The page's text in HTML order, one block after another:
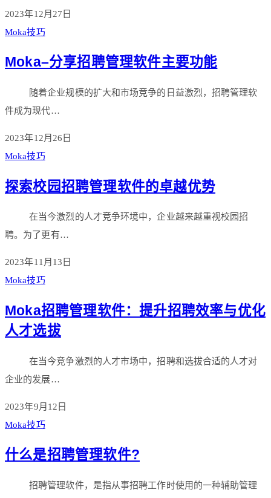
2023年12月27日
Moka技巧
Moka–分享招聘管理软件主要功能
随着企业规模的扩大和市场竞争的日益激烈，招聘管理软
件成为现代…
2023年12月26日
Moka技巧
探索校园招聘管理软件的卓越优势
在当今激烈的人才竞争环境中，企业越来越重视校园招
聘。为了更有…
2023年11月13日
Moka技巧
Moka招聘管理软件：提升招聘效率与优化
人才选拔
在当今竞争激烈的人才市场中，招聘和选拔合适的人才对
企业的发展…
2023年9月12日
Moka技巧
什么是招聘管理软件?
招聘管理软件，是指从事招聘工作时使用的一种辅助管理